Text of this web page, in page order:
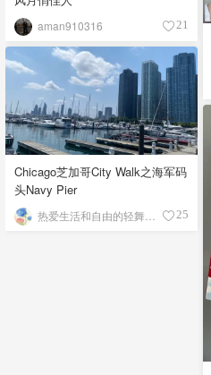
aman910316 21
Chicago芝加哥City Walk之海军码
头Navy Pier
25